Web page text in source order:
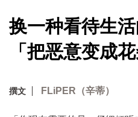
换一种看待生
「把恶意变成
撰文 FLiPER（辛蒂）